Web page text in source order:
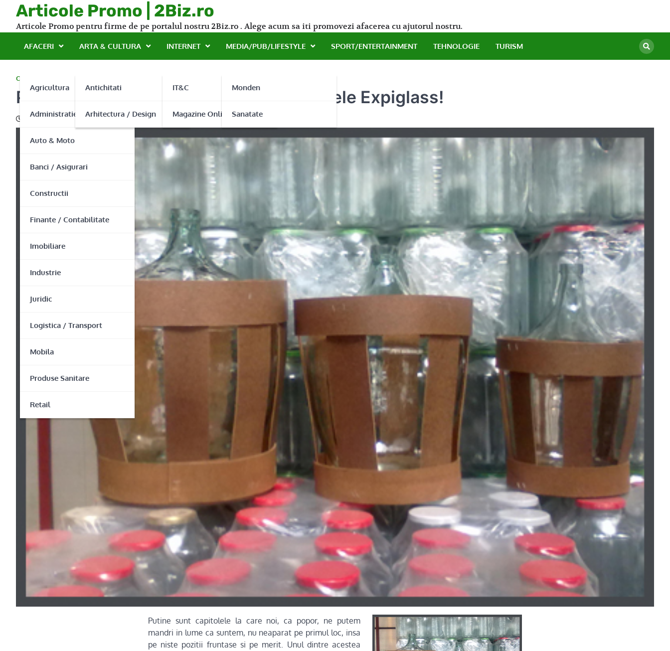
content
Articole Promo | 2Biz.ro
Articole Promo pentru firme de pe portalul nostru 2Biz.ro . Alege acum sa iti promovezi afacerea cu ajutorul nostru.
AFACERI
Agricultura
Administratie Publica
Auto & Moto
Banci / Asigurari
Constructii
Finante / Contabilitate
Imobiliare
Industrie
Juridic
Logistica / Transport
Mobila
Produse Sanitare
Retail
ARTA & CULTURA
Antichitati
Arhitectura / Design
INTERNET
IT&C
Magazine Online
MEDIA/PUB/LIFESTYLE
Monden
Sanatate
SPORT/ENTERTAINMENT TEHNOLOGIE TURISM
COMPANII PRODUCATOARE
Pastreaza un vin de calitate in damigenele Expiglass!
04/11/2013
Putine sunt capitolele la care noi, ca popor, ne putem
mandri in lume ca suntem, nu neaparat pe primul loc, insa
pe niste pozitii fruntase si pe merit. Unul dintre acestea